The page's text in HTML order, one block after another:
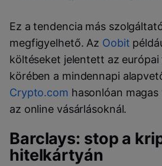
Ez a tendencia más
megfigyelhető. Az Oobit
költéseket jelentett az európai
körében a mindennapi
Crypto.com hasonlóan
az online vásárlásoknál.
Barclays: stop a
hitelkártyán